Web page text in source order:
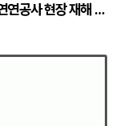
동부제철 연연공사 현장 재해 예방 표창장 수여